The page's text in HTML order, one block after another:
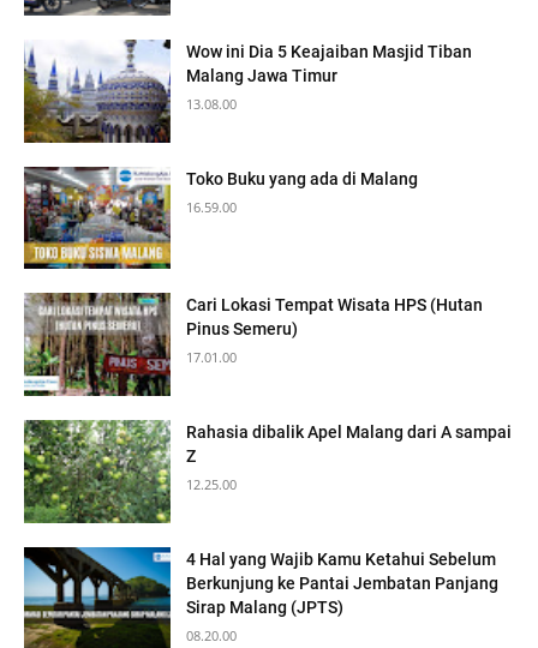
Wow ini Dia 5 Keajaiban Masjid Tiban
Malang Jawa Timur
13.08.00
Toko Buku yang ada di Malang
16.59.00
Cari Lokasi Tempat Wisata HPS (Hutan
Pinus Semeru)
17.01.00
Rahasia dibalik Apel Malang dari A sampai
Z
12.25.00
4 Hal yang Wajib Kamu Ketahui Sebelum
Berkunjung ke Pantai Jembatan Panjang
Sirap Malang (JPTS)
08.20.00